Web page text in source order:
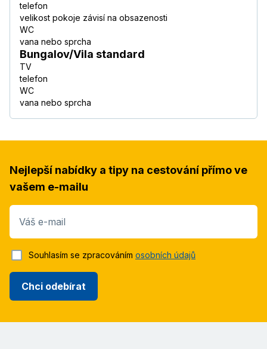
telefon
velikost pokoje závisí na obsazenosti
WC
vana nebo sprcha
Bungalov/Vila standard
TV
telefon
WC
vana nebo sprcha
Nejlepší nabídky a tipy na cestování přímo ve
vašem e-mailu
Váš e-mail
Chci odebírat
Souhlasím se zpracováním osobních údajů